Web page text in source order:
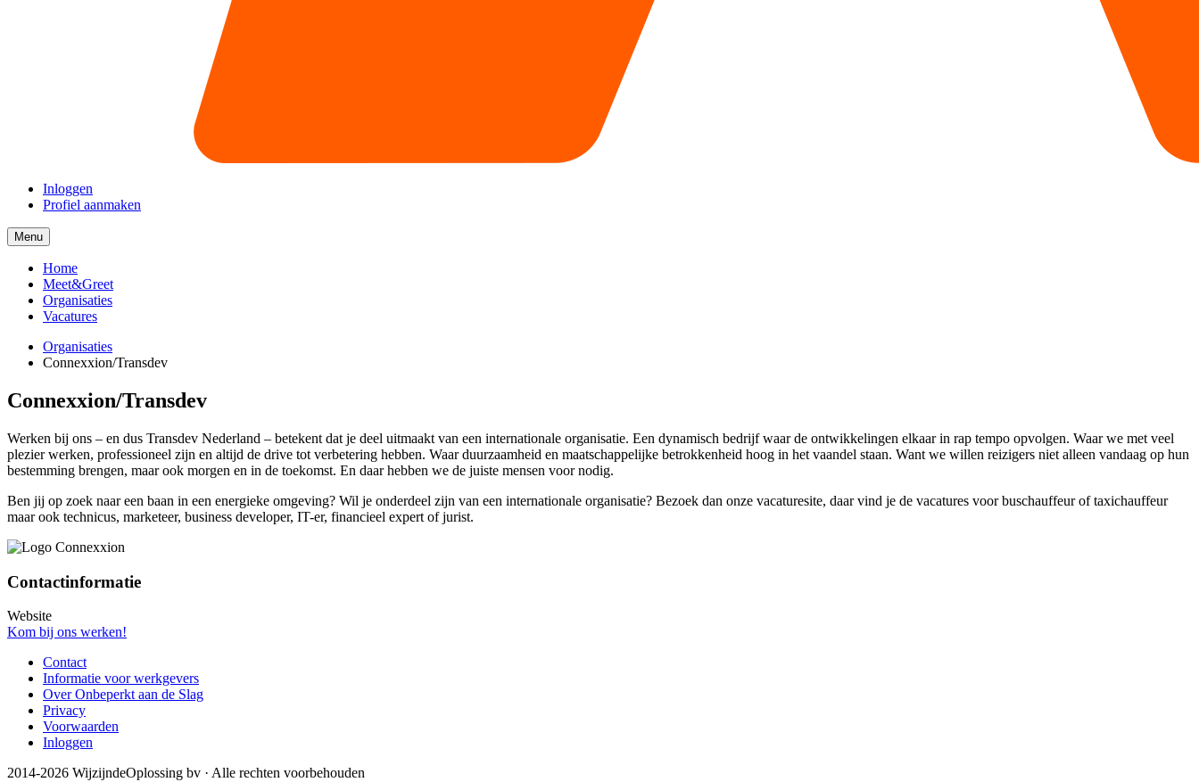
Inloggen
Profiel aanmaken
MenuMenu
collapsed
Home
Meet&Greet
Organisaties
Vacatures
Organisaties
Connexxion/Transdev
Connexxion/Transdev
Werken bij ons – en dus Transdev Nederland – betekent dat je deel uitmaakt van een internationale organisatie. Een dynamisch bedrijf waar de ontwikkelingen elkaar in rap tempo opvolgen. Waar we met veel
plezier werken, professioneel zijn en altijd de drive tot verbetering hebben. Waar duurzaamheid en maatschappelijke betrokkenheid hoog in het vaandel staan. Want we willen reizigers niet alleen vandaag op hun
bestemming brengen, maar ook morgen en in de toekomst. En daar hebben we de juiste mensen voor nodig.
Ben jij op zoek naar een baan in een energieke omgeving? Wil je onderdeel zijn van een internationale organisatie? Bezoek dan onze vacaturesite, daar vind je de vacatures voor buschauffeur of taxichauffeur
maar ook technicus, marketeer, business developer, IT-er, financieel expert of jurist.
Contactinformatie
Website
Kom bij ons werken!
Contact
Informatie voor werkgevers
Over Onbeperkt aan de Slag
Privacy
Voorwaarden
Inloggen
2014-2026 WijzijndeOplossing bv · Alle rechten voorbehouden